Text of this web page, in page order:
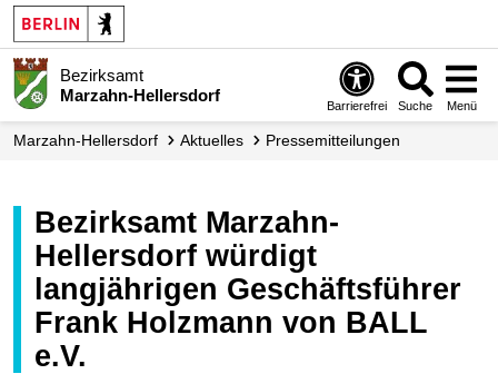
Bezirksamt
Marzahn-Hellersdorf
Barrierefrei Suche Menü
Marzahn-Hellersdorf Aktuelles Presse­mitteilungen
Bezirksamt Marzahn-
Hellersdorf würdigt
langjährigen Geschäftsführer
Frank Holzmann von BALL
e.V.